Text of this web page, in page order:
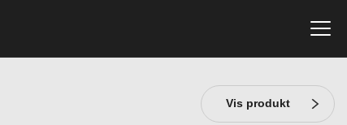
Vis produkt